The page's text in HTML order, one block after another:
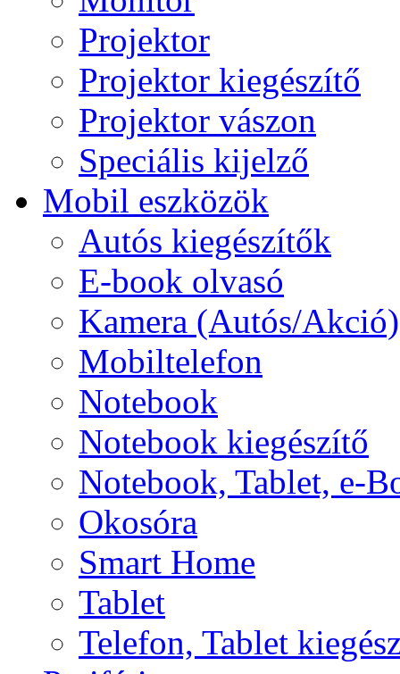
Projektor
Projektor kiegészítő
Projektor vászon
Speciális kijelző
Mobil eszközök
Autós kiegészítők
E-book olvasó
Kamera (Autós/Akció)
Mobiltelefon
Notebook
Notebook kiegészítő
Notebook, Tablet, e-
Okosóra
Smart Home
Tablet
Telefon, Tablet